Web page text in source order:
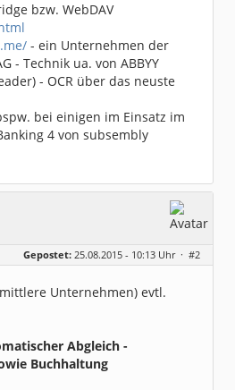
bzw. WebDAV
- ein Unternehmen der
- Technik ua. von ABBYY
- OCR über das neuste
bei einigen im Einsatz im
4 von subsembly
Gepostet: 25.08.2015 - 10:13 Uhr · #2
Unternehmen) evtl.
Abgleich -
Buchhaltung